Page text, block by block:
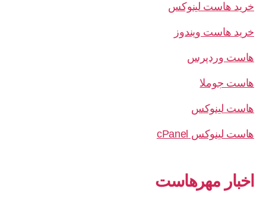
خرید هاست لینوکس
خرید هاست ویندوز
هاست وردپرس
هاست جوملا
هاست لینوکس
هاست لینوکس cPanel
اخبار مهرهاست